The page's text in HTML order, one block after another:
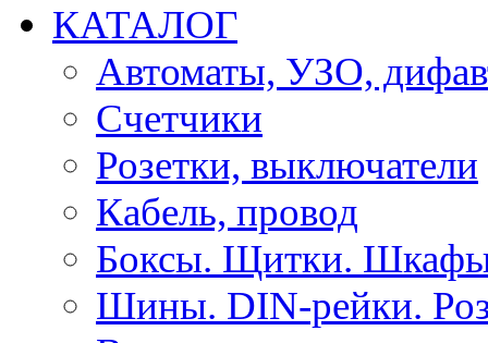
КАТАЛОГ
Автоматы, УЗО,
Счетчики
Розетки, выключатели
Кабель, провод
Боксы. Щитки.
Шины. DIN-рейки.